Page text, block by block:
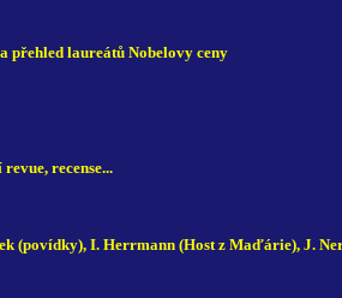
přehled laureátů Nobelovy ceny
recense...
(povídky), I. Herrmann (Host z Maďárie), J.